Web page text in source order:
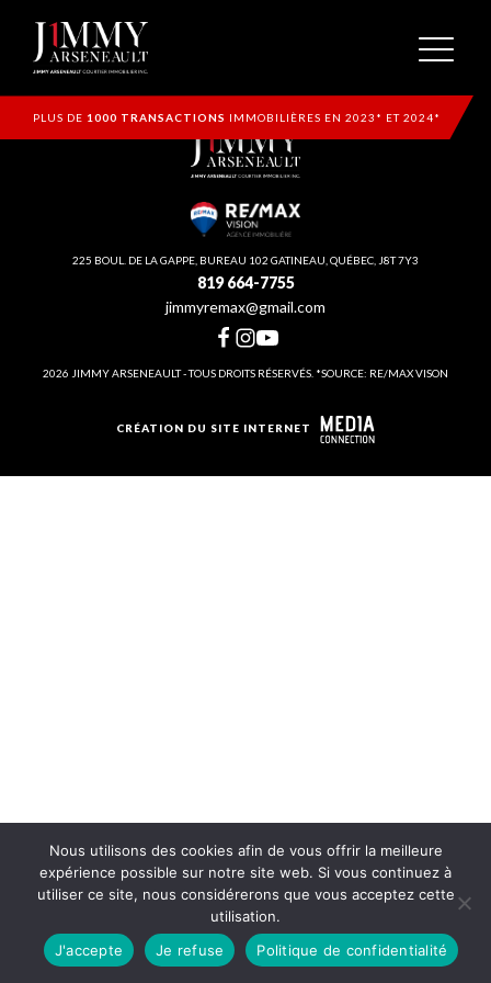
PLUS DE 1000 TRANSACTIONS IMMOBILIÈRES EN 2023* ET 2024*
225 BOUL. DE LA GAPPE, BUREAU 102 GATINEAU, QUÉBEC, J8T 7Y3
819 664-7755
jimmyremax@gmail.com
2026 JIMMY ARSENEAULT - TOUS DROITS RÉSERVÉS. *SOURCE: RE/MAX VISON
CRÉATION DU SITE INTERNET
Nous utilisons des cookies afin de vous offrir la meilleure
expérience possible sur notre site web. Si vous continuez à
utiliser ce site, nous considérerons que vous acceptez cette
utilisation.
J'accepte
Je refuse Politique de confidentialité